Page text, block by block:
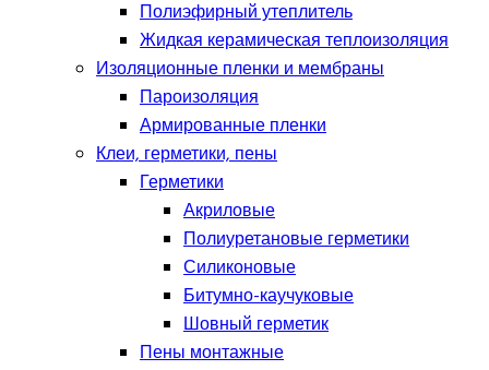
Полиэфирный утеплитель
Жидкая керамическая теплоизоляция
Изоляционные пленки и мембраны
Пароизоляция
Армированные пленки
Клеи, герметики, пены
Герметики
Акриловые
Полиуретановые герметики
Силиконовые
Битумно-каучуковые
Шовный герметик
Пены монтажные